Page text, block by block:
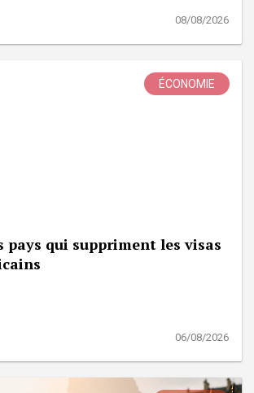
08/08/2026
ÉCONOMIE
pays qui suppriment les visas
06/08/2026